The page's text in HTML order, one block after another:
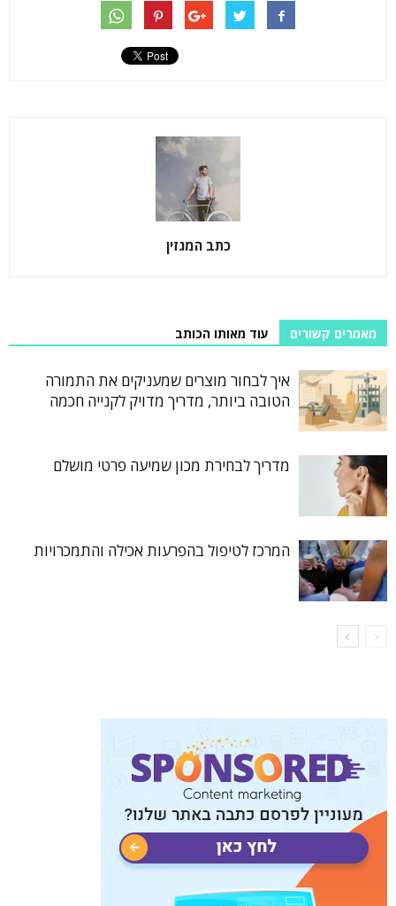
כתב המגזין
מאמרים קשורים עוד מאותו הכותב
איך לבחור מוצרים שמעניקים את התמורה
הטובה ביותר, מדריך מדויק לקנייה חכמה
מדריך לבחירת מכון שמיעה פרטי מושלם
המרכז לטיפול בהפרעות אכילה והתמכרויות